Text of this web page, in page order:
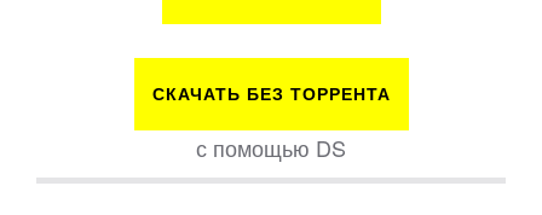
СКАЧАТЬ БЕЗ ТОРРЕНТА
с помощью DS